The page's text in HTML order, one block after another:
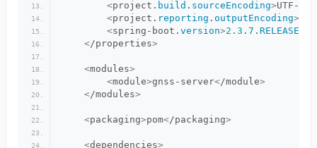
<project. build . sourceEncoding>UTF-
<project. reporting . outputEncoding>
<spring-boot. version>2.3 . 7 . RELEASE
</properties>
<modules>
<module>gnss-server</module>
</modules>
<packaging>pom</packaging>
<dependencies>